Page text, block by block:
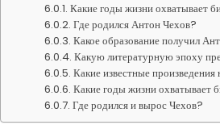
Какие годы жизни охватывает
Где родился Антон Чехов?
Какое образование получил
Какую литературную эпоху
Какие известные
Какие годы жизни охватывает
Где родился и вырос Чехов?